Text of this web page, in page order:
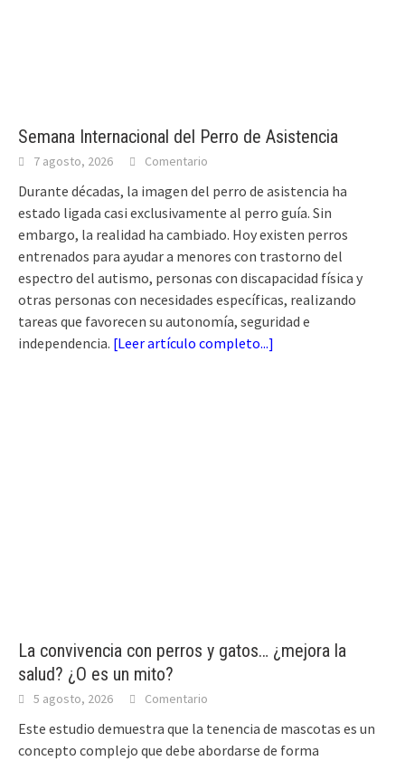
Semana Internacional del Perro de Asistencia
7 agosto, 2026 Comentario
Durante décadas, la imagen del perro de asistencia ha
estado ligada casi exclusivamente al perro guía. Sin
embargo, la realidad ha cambiado. Hoy existen perros
entrenados para ayudar a menores con trastorno del
espectro del autismo, personas con discapacidad física y
otras personas con necesidades específicas, realizando
tareas que favorecen su autonomía, seguridad e
independencia. [Leer artículo completo...]
La convivencia con perros y gatos… ¿mejora la
salud? ¿O es un mito?
5 agosto, 2026 Comentario
Este estudio demuestra que la tenencia de mascotas es un
concepto complejo que debe abordarse de forma